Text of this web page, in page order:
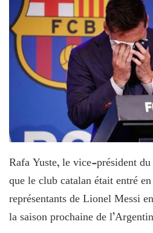
Rafa Yuste, le vice-président
que le club catalan était entré
représentants de Lionel Messi
la saison prochaine de